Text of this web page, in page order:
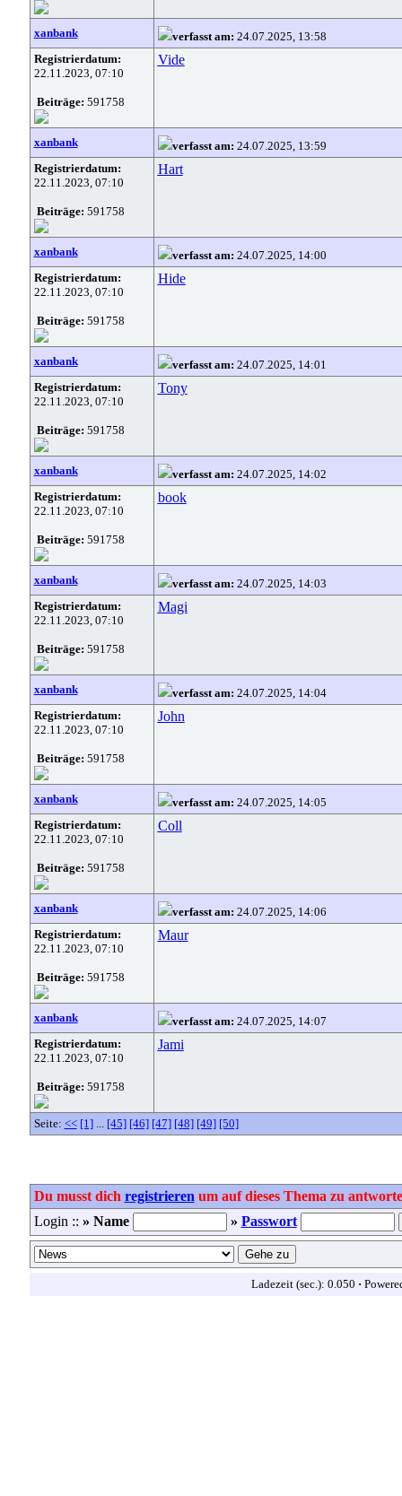
xanbank verfasst am: 24.07.2025, 13:58
Registrierdatum:
22.11.2023, 07:10
Beiträge: 591758
Vide
xanbank verfasst am: 24.07.2025, 13:59
Registrierdatum:
22.11.2023, 07:10
Beiträge: 591758
Hart
xanbank verfasst am: 24.07.2025, 14:00
Registrierdatum:
22.11.2023, 07:10
Beiträge: 591758
Hide
xanbank verfasst am: 24.07.2025, 14:01
Registrierdatum:
22.11.2023, 07:10
Beiträge: 591758
Tony
xanbank verfasst am: 24.07.2025, 14:02
Registrierdatum:
22.11.2023, 07:10
Beiträge: 591758
book
xanbank verfasst am: 24.07.2025, 14:03
Registrierdatum:
22.11.2023, 07:10
Beiträge: 591758
Magi
xanbank verfasst am: 24.07.2025, 14:04
Registrierdatum:
22.11.2023, 07:10
Beiträge: 591758
John
xanbank verfasst am: 24.07.2025, 14:05
Registrierdatum:
22.11.2023, 07:10
Beiträge: 591758
Coll
xanbank verfasst am: 24.07.2025, 14:06
Registrierdatum:
22.11.2023, 07:10
Beiträge: 591758
Maur
xanbank verfasst am: 24.07.2025, 14:07
Registrierdatum:
22.11.2023, 07:10
Beiträge: 591758
Jami
Seite: << [1]... [45] [46] [47] [48] [49] [50]
Du musst dich registrieren um auf dieses Thema zu
Login :: » Name » Passwort
Ladezeit (sec.): 0.050 ·